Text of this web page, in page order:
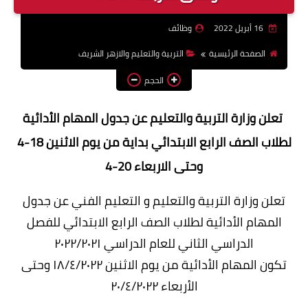
16 أبريل 2022
وظائف
الصفحة الرئيسية
التربية والتعليم والازهر الشريف
الحجم
تعلن وزارة التربية والتعليم عن جدول المهام الأدائية
لطلاب الصف الرابع الابتدائي بداية من يوم الاثنين 18-4
وحتى الاربعاء 20-4
تعلن وزارة التربية والتعليم و التعليم الفني عن جدول
المهام الأدائية لطلاب الصف الرابع الابتدائي للفصل
الدراسي الثاني للعام الدراسي ٢٠٢٢/٢٠٢١
تكون المهام الأدائية من يوم الاثنين ١٨/٤/٢٠٢٢ وحتى
الأربعاء ٢٠/٤/٢٠٢٢